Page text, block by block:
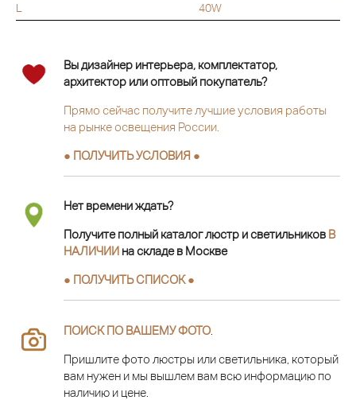
L
40W
Вы дизайнер интерьера, комплектатор,
архитектор или оптовый покупатель?
Прямо сейчас получите лучшие условия работы
на рынке освещения России.
● ПОЛУЧИТЬ УСЛОВИЯ ●
Нет времени ждать?
Получите полный каталог люстр и светильников В
НАЛИЧИИ на складе в Москве
● ПОЛУЧИТЬ СПИСОК ●
ПОИСК ПО ВАШЕМУ ФОТО
Пришлите фото люстры или светильника, который
вам нужен и мы вышлем вам всю информацию по
наличию и цене.